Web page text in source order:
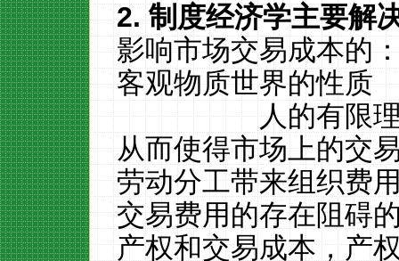
2.制度经济学主要解
影响市场交易成本的
客观物质世界的性质
人的有限
从而使得市场上的交
劳动分工带来组织费
交易费用的存在阻碍
产权和交易成本，产